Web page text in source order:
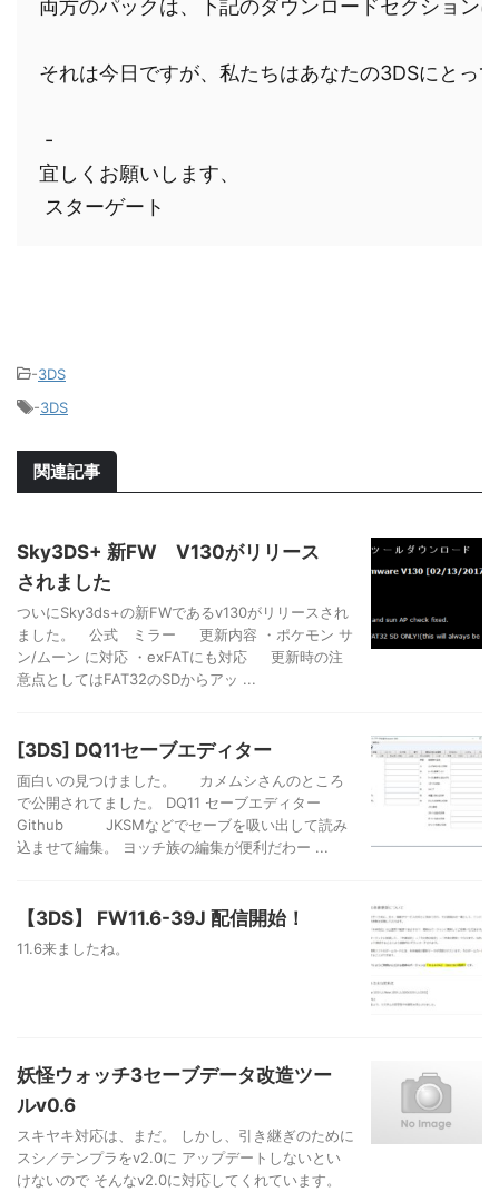
両方のパックは、下記のダウンロードセクション
それは今日ですが、私たちはあなたの3DSにとっ
-
宜しくお願いします、
スターゲート
-3DS
-3DS
関連記事
Sky3DS+ 新FW V130がリリース
されました
ついにSky3ds+の新FWであるv130がリリースされ
ました。 公式 ミラー 更新内容 ・ポケモン サ
ン/ムーン に対応 ・exFATにも対応 更新時の注
意点としてはFAT32のSDからアッ ...
[3DS] DQ11セーブエディター
面白いの見つけました。 カメムシさんのところ
で公開されてました。 DQ11 セーブエディター
Github JKSMなどでセーブを吸い出して読み
込ませて編集。 ヨッチ族の編集が便利だわー ...
【3DS】 FW11.6-39J 配信開始！
11.6来ましたね。
妖怪ウォッチ3セーブデータ改造ツー
ルv0.6
スキヤキ対応は、まだ。 しかし、引き継ぎのために
スシ／テンプラをv2.0に アップデートしないとい
けないので そんなv2.0に対応してくれています。